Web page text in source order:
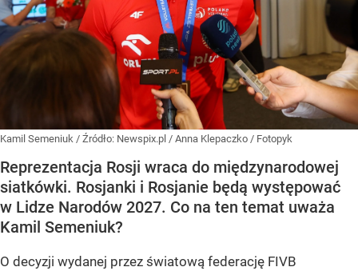
Kamil Semeniuk / Źródło: Newspix.pl / Anna Klepaczko / Fotopyk
Reprezentacja Rosji wraca do międzynarodowej
siatkówki. Rosjanki i Rosjanie będą występować
w Lidze Narodów 2027. Co na ten temat uważa
Kamil Semeniuk?
O decyzji wydanej przez światową federację FIVB